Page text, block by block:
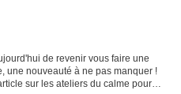
de revenir vous faire une
une nouveauté à ne pas manquer !
sur les ateliers du calme pour